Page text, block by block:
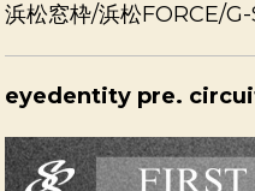
浜松窓枠/浜松FORCE/
eyedentity pre.